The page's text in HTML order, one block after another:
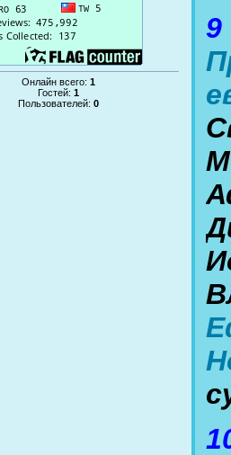
Онлайн всего:1
Гостей:1
Пользователей:0
9